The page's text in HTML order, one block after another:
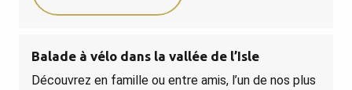
Balade à vélo dans la vallée de l’Isle
Découvrez en famille ou entre amis, l’un de nos plus